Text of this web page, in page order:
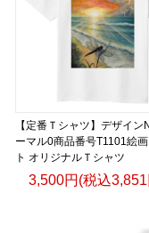
【定番Ｔシャツ】デザイン
ーマル0商品番号T1101絵
ト オリジナルＴシャツ
3,500円(税込